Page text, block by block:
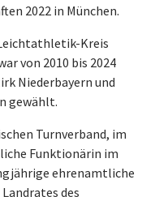
2022 in München.
Kreis
von 2010 bis 2024
Niederbayern und
gewählt.
Turnverband, im
Funktionärin im
ehrenamtliche
des